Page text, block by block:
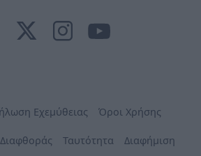
Εχεμύθειας Όροι Χρήσης
Ταυτότητα Διαφήμιση